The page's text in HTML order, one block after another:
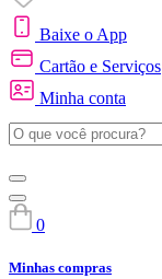
Baixe o App
Cartão e Serviços
Minha conta
0
Minhas compras